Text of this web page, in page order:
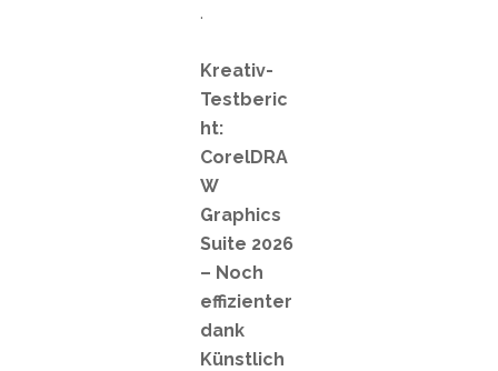
.
Kreativ-
Testberic
ht:
CorelDRA
W
Graphics
Suite 2026
– Noch
effizienter
dank
Künstlich